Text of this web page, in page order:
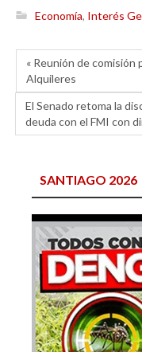
Economía, Interés
« Reunión de comisión
Alquileres
El Senado retoma la
deuda con el FMI con
SANTIAGO 2026